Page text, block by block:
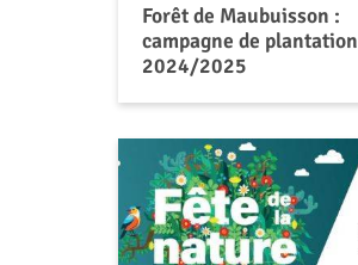
Forêt de Maubuisson :
campagne de plantation
2024/2025